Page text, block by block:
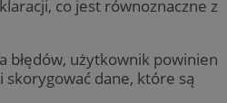
co jest równoznaczne z
błędów, użytkownik powinien
dane, które są